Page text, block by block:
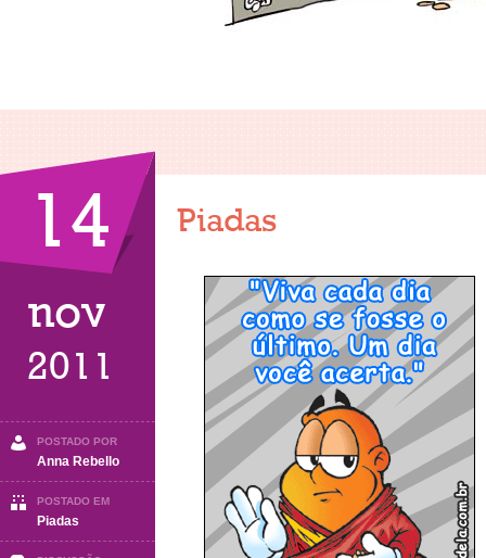
14
nov
2011
POSTADO POR
Anna Rebello
POSTADO EM
Piadas
Piadas